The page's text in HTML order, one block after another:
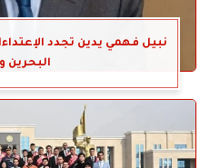
نبيل فهمي يدين تجدد
البحرين